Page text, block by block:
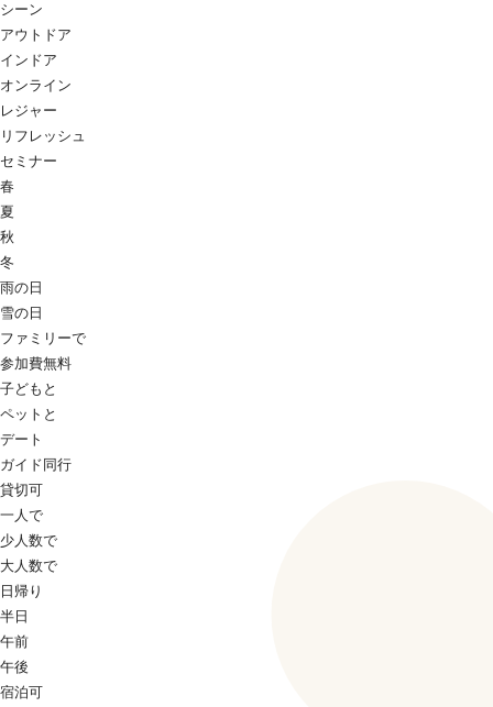
シーン
アウトドア
インドア
オンライン
レジャー
リフレッシュ
セミナー
春
夏
秋
冬
雨の日
雪の日
ファミリーで
参加費無料
子どもと
ペットと
デート
ガイド同行
貸切可
一人で
少人数で
大人数で
日帰り
半日
午前
午後
宿泊可